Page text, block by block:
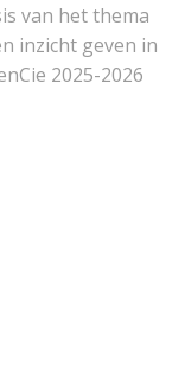
van het thema
inzicht geven in
2025-2026